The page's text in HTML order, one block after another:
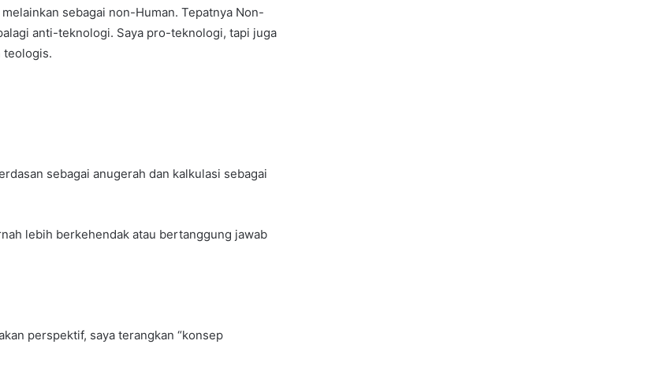
sebagai non-Human. Tepatnya Non-
anti-teknologi. Saya pro-teknologi, tapi juga
teologis.
sebagai anugerah dan kalkulasi sebagai
lebih berkehendak atau bertanggung jawab
perspektif, saya terangkan “konsep